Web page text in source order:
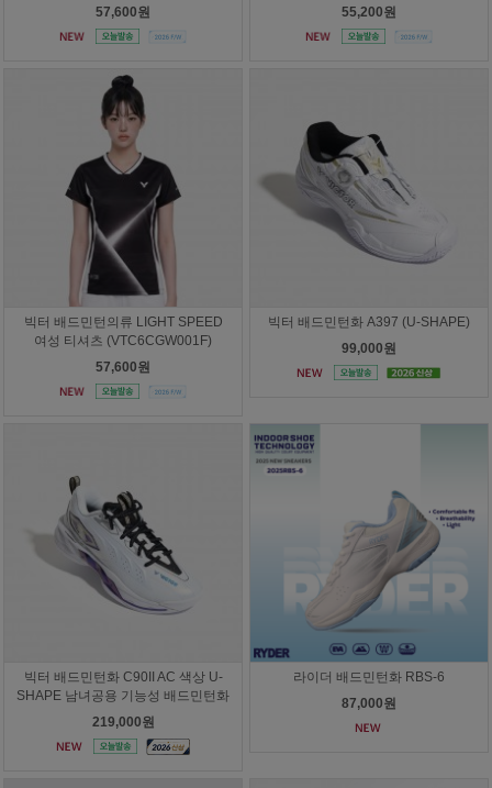
57,600원
55,200원
빅터 배드민턴의류 LIGHT SPEED
여성 티셔츠 (VTC6CGW001F)
57,600원
빅터 배드민턴화 A397 (U-SHAPE)
99,000원
빅터 배드민턴화 C90II AC 색상 U-
SHAPE 남녀공용 기능성 배드민턴화
219,000원
라이더 배드민턴화 RBS-6
87,000원